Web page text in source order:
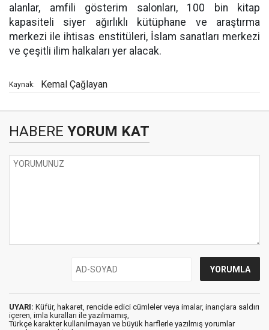
alanlar, amfili gösterim salonları, 100 bin kitap
kapasiteli siyer ağırlıklı kütüphane ve araştırma
merkezi ile ihtisas enstitüleri, İslam sanatları merkezi
ve çeşitli ilim halkaları yer alacak.
Kaynak: Kemal Çağlayan
HABERE YORUM KAT
UYARI: Küfür, hakaret, rencide edici cümleler veya imalar, inançlara saldırı
içeren, imla kuralları ile yazılmamış,
Türkçe karakter kullanılmayan ve büyük harflerle yazılmış yorumlar